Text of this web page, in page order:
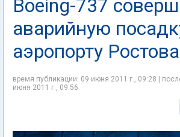
Boeing-737
аварийную
аэропорту
время публикации: 09 июня 2011 г., 09:28 |
июня 2011 г., 09:56